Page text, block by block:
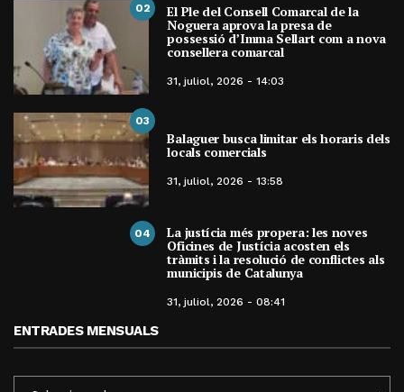
02 El Ple del Consell Comarcal de la
Noguera aprova la presa de
possessió d’Imma Sellart com a nova
consellera comarcal
31, juliol, 2026 - 14:03
03
Balaguer busca limitar els horaris dels
locals comercials
31, juliol, 2026 - 13:58
04 La justícia més propera: les noves
Oficines de Justícia acosten els
tràmits i la resolució de conflictes als
municipis de Catalunya
31, juliol, 2026 - 08:41
ENTRADES MENSUALS